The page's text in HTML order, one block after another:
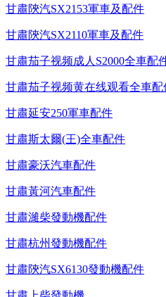
甘肅陝汽SX2153軍車及配件
甘肅陝汽SX2110軍車及配件
甘肅茄子视频成人S2000全車配
甘肅茄子视频黄在线观看全車配
甘肅延安250軍車配件
甘肅斯太爾(王)全車配件
甘肅豪沃汽車配件
甘肅黃河汽車配件
甘肅濰柴發動機配件
甘肅杭州發動機配件
甘肅陝汽SX6130發動機配件